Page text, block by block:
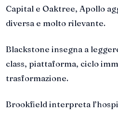
Capital e Oaktree, Apollo
diversa e molto rilevante.
Blackstone insegna a
class, piattaforma, ciclo
trasformazione.
Brookfield interpreta